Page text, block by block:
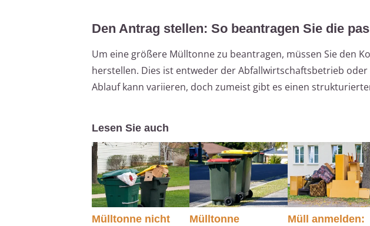
Den Antrag stellen: So beantragen Sie die
Um eine größere Mülltonne zu beantragen, müssen Sie den
herstellen. Dies ist entweder der Abfallwirtschaftsbetrieb
Ablauf kann variieren, doch zumeist gibt es einen
Lesen Sie auch
Mülltonne nicht
Mülltonne
Müll anmelden: